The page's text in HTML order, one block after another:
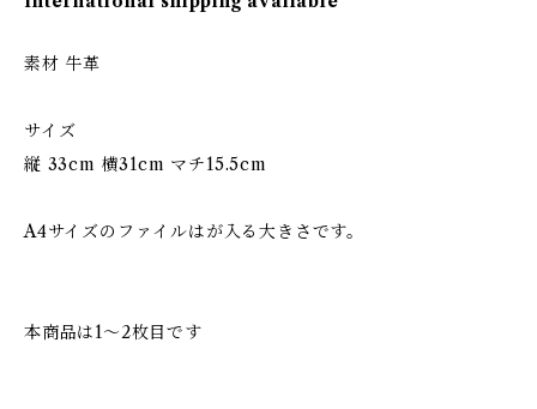
素材 牛革
サイズ
縦 33cm 横31cm マチ15.5cm
A4サイズのファイルはが入る大きさです。
本商品は1〜2枚目です